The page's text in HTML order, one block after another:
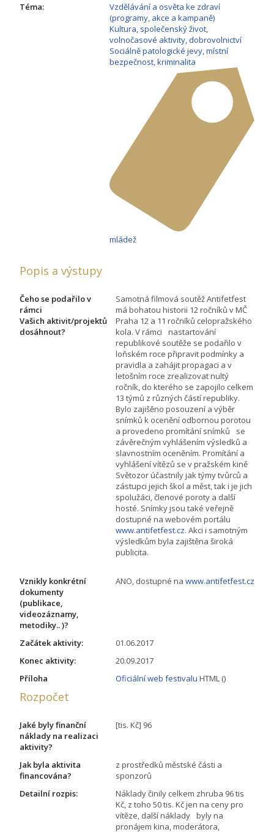
Téma:
Vzdělávání a osvěta ke zdraví
(programy, akce a kampaně)
Kultura, společenský život,
volnočasové aktivity, dobrovolnictví
Sociálně patologické jevy, místní
bezpečnost, kriminalita
mládež
Popis a výstupy
Čeho se podařilo v
rámci
Vašich aktivit/projektů
dosáhnout?
Samotná filmová soutěž Antifetfest
má bohatou historii 12 ročníků v MČ
Praha 12 a 11 ročníků celopražského
kola. V rámci nastartování
republikové soutěže se podařilo v
loňském roce připravit podmínky a
pravidla a zahájit propagaci a v
letošním roce zrealizovat nultý
ročník, do kterého se zapojilo celkem
13 týmů z různých částí republiky.
Bylo zajišěno posouzení a výběr
snímků k ocenění odbornou porotou
a provedeno promítání snímků se
závěrečným vyhlášením výsledků a
slavnostním oceněním. Promítání a
vyhlášení vítězů se v pražském kině
Světozor účastnily jak týmy tvůrců a
zástupci jejich škol a měst, tak i je jich
spolužáci, členové poroty a další
hosté. Snímky jsou také veřejně
dostupné na webovém portálu
www.antifetfest.cz. Akci i samotným
výsledkům byla zajištěna široká
publicita.
Vznikly konkrétní
dokumenty
(publikace,
videozáznamy,
metodiky.. )?
ANO, dostupné na www.antifetfest.cz
Začátek aktivity:
01.06.2017
Konec aktivity:
20.09.2017
Příloha
Oficiální web festivalu HTML ()
Rozpočet
Jaké byly finanční
náklady na realizaci
aktivity?
[tis. Kč] 96
Jak byla aktivita
financována?
z prostředků městské části a
sponzorů
Detailní rozpis:
Náklady činily celkem zhruba 96 tis
Kč, z toho 50 tis. Kč jen na ceny pro
vítěze, další náklady byly na
pronájem kina, moderátora,